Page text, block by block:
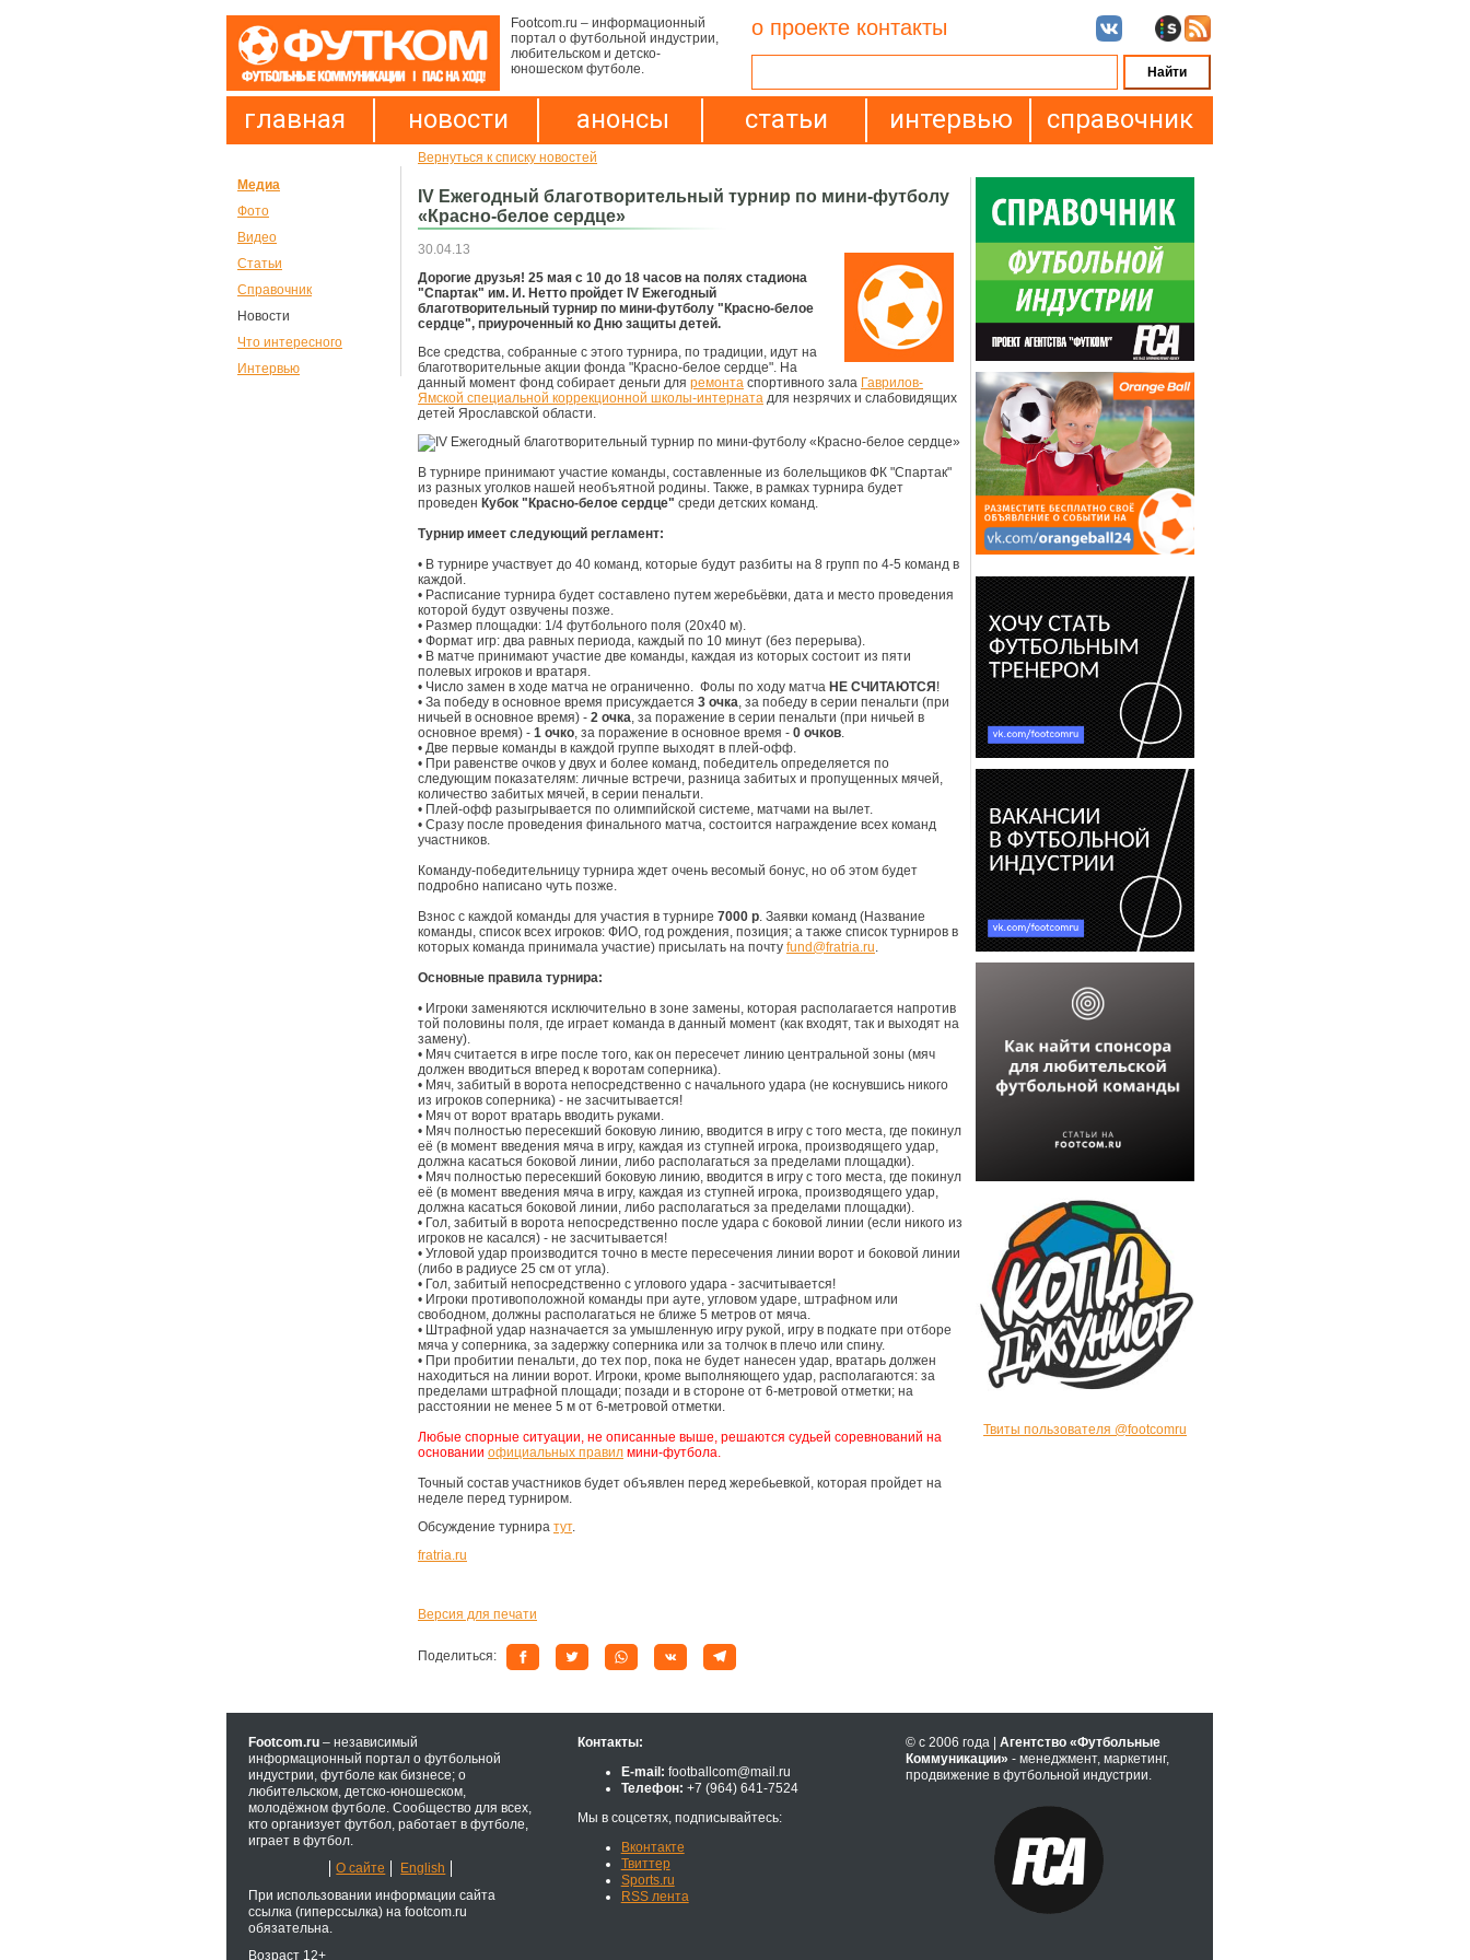
Footcom.ru – информационный
портал о футбольной индустрии,
любительском и детско-
юношеском футболе.
о проекте контакты
главная новости анонсы статьи интервью справочник
Медиа
Фото
Видео
Статьи
Справочник
Новости
Что интересного
Интервью
Вернуться к списку новостей
IV Ежегодный благотворительный турнир по мини-футболу
«Красно-белое сердце»
30.04.13
Дорогие друзья! 25 мая с 10 до 18 часов на полях стадиона
"Спартак" им. И. Нетто пройдет IV Ежегодный
благотворительный турнир по мини-футболу "Красно-белое
сердце", приуроченный ко Дню защиты детей.
Все средства, собранные с этого турнира, по традиции, идут на
благотворительные акции фонда "Красно-белое сердце". На
данный момент фонд собирает деньги для ремонта спортивного зала Гаврилов-
Ямской специальной коррекционной школы-интерната для незрячих и слабовидящих
детей Ярославской области.
В турнире принимают участие команды, составленные из болельщиков ФК "Спартак"
из разных уголков нашей необъятной родины. Также, в рамках турнира будет
проведен Кубок "Красно-белое сердце" среди детских команд.
Турнир имеет следующий регламент:
• В турнире участвует до 40 команд, которые будут разбиты на 8 групп по 4-5 команд в
каждой.
• Расписание турнира будет составлено путем жеребьёвки, дата и место проведения
которой будут озвучены позже.
• Размер площадки: 1/4 футбольного поля (20х40 м).
• Формат игр: два равных периода, каждый по 10 минут (без перерыва).
• В матче принимают участие две команды, каждая из которых состоит из пяти
полевых игроков и вратаря.
• Число замен в ходе матча не ограниченно. Фолы по ходу матча НЕ СЧИТАЮТСЯ !
• За победу в основное время присуждается 3 очка, за победу в серии пенальти (при
ничьей в основное время) - 2 очка, за поражение в серии пенальти (при ничьей в
основное время) - 1 очко, за поражение в основное время - 0 очков.
• Две первые команды в каждой группе выходят в плей-офф.
• При равенстве очков у двух и более команд, победитель определяется по
следующим показателям: личные встречи, разница забитых и пропущенных мячей,
количество забитых мячей, в серии пенальти.
• Плей-офф разыгрывается по олимпийской системе, матчами на вылет.
• Сразу после проведения финального матча, состоится награждение всех команд
участников.
Команду-победительницу турнира ждет очень весомый бонус, но об этом будет
подробно написано чуть позже.
Взнос с каждой команды для участия в турнире 7000 р. Заявки команд (Название
команды, список всех игроков: ФИО, год рождения, позиция; а также список турниров в
которых команда принимала участие) присылать на почту fund@fratria.ru.
Основные правила турнира:
• Игроки заменяются исключительно в зоне замены, которая располагается напротив
той половины поля, где играет команда в данный момент (как входят, так и выходят на
замену).
• Мяч считается в игре после того, как он пересечет линию центральной зоны (мяч
должен вводиться вперед к воротам соперника).
• Мяч, забитый в ворота непосредственно с начального удара (не коснувшись никого
из игроков соперника) - не засчитывается!
• Мяч от ворот вратарь вводить руками.
• Мяч полностью пересекший боковую линию, вводится в игру с того места, где покинул
её (в момент введения мяча в игру, каждая из ступней игрока, производящего удар,
должна касаться боковой линии, либо располагаться за пределами площадки).
• Мяч полностью пересекший боковую линию, вводится в игру с того места, где покинул
её (в момент введения мяча в игру, каждая из ступней игрока, производящего удар,
должна касаться боковой линии, либо располагаться за пределами площадки).
• Гол, забитый в ворота непосредственно после удара с боковой линии (если никого из
игроков не касался) - не засчитывается!
• Угловой удар производится точно в месте пересечения линии ворот и боковой линии
(либо в радиусе 25 см от угла).
• Гол, забитый непосредственно с углового удара - засчитывается!
• Игроки противоположной команды при ауте, угловом ударе, штрафном или
свободном, должны располагаться не ближе 5 метров от мяча.
• Штрафной удар назначается за умышленную игру рукой, игру в подкате при отборе
мяча у соперника, за задержку соперника или за толчок в плечо или спину.
• При пробитии пенальти, до тех пор, пока не будет нанесен удар, вратарь должен
находиться на линии ворот. Игроки, кроме выполняющего удар, располагаются: за
пределами штрафной площади; позади и в стороне от 6-метровой отметки; на
расстоянии не менее 5 м от 6-метровой отметки.
Любые спорные ситуации, не описанные выше, решаются судьей соревнований на
основании официальных правил мини-футбола.
Точный состав участников будет объявлен перед жеребьевкой, которая пройдет на
неделе перед турниром.
Обсуждение турнира тут.
fratria.ru
Версия для печати
Поделиться:
Твиты пользователя @footcomru
Footcom.ru – независимый
информационный портал о футбольной
индустрии, футболе как бизнесе; о
любительском, детско-юношеском,
молодёжном футболе. Сообщество для всех,
кто организует футбол, работает в футболе,
играет в футбол.
О сайте
English
При использовании информации сайта
ссылка (гиперссылка) на footcom.ru
обязательна.
Возраст 12+
Контакты:
E-mail: footballcom@mail.ru
Телефон: +7 (964) 641-7524
Мы в соцсетях, подписывайтесь:
Вконтакте
Твиттер
Sports.ru
RSS лента
© с 2006 года |Агентство «Футбольные
Коммуникации» - менеджмент, маркетинг,
продвижение в футбольной индустрии.